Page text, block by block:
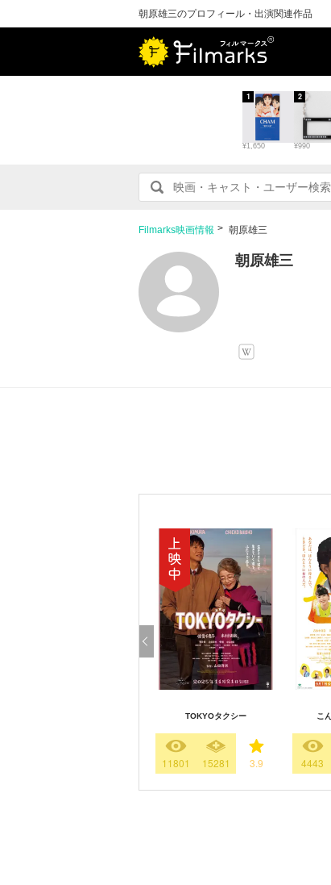
朝原雄三のプロフィール・出演関連作品
¥1,650
1
¥990
2
Filmarks映画情報 朝原雄三
朝原雄三
TOKYOタクシー
11801 15281 3.9
こ
4443